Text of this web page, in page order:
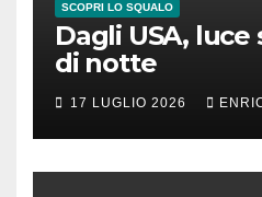
SCOPRI LO SQUALO
Dagli USA,
di notte
17 LUGLIO 2026